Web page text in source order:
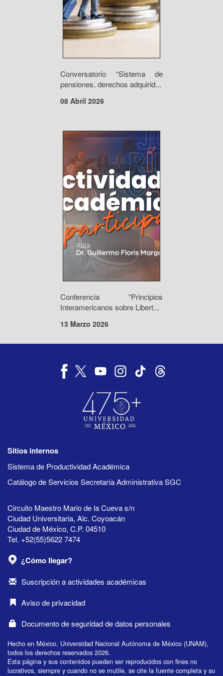
Conversatorio “Sistema de
pensiones, derechos adquirid...
08 Abril 2026
Conferencia “Principios
Interamericanos sobre Libert...
13 Marzo 2026
Sitios internos
Sistema de Productividad Académica
Catálogo de Servicios Secretaría Administrativa SGC
Circuito Maestro Mario de la Cueva s/n
Ciudad Universitaria, Alc. Coyoacán
Ciudad de México, C.P. 04510
Tel. +52(55)5622 7474
¿Cómo llegar?
Suscripción a actividades académicas
Aviso de privacidad
Documento de seguridad de datos personales
Hecho en México, Universidad Nacional Autónoma de México (UNAM),
todos los derechos reservados 2026.
Esta página y sus contenidos pueden ser reproducidos con fines no
lucrativos, siempre y cuando no se mutile, se cite la fuente completa y su